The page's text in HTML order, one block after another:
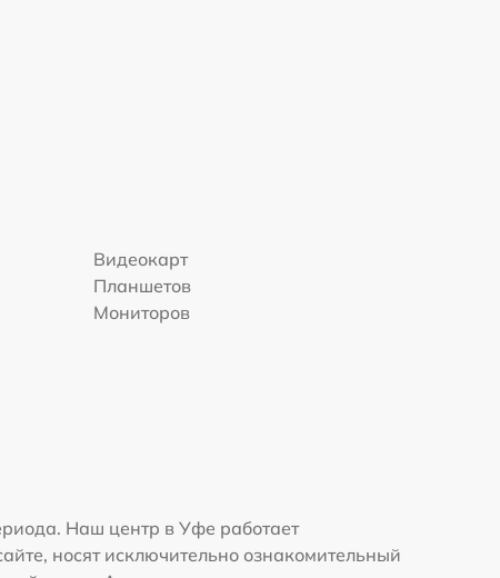
Видеокарт
Планшетов
Мониторов
Наш центр в Уфе работает
носят исключительно ознакомительный